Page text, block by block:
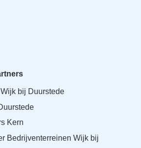
bij Duurstede
Kern
Bedrijventerreinen Wijk bij